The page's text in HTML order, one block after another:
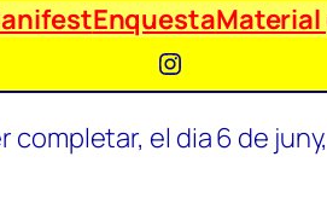
Enquesta
Instagram
el dia 6 de